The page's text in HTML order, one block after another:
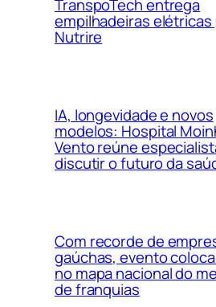
TranspoTech entrega
empilhadeiras elétricas
Nutrire
IA, longevidade e novos
modelos: Hospital
Vento reúne
discutir o futuro da
Com recorde de
gaúchas, evento coloca
no mapa nacional do
de franquias